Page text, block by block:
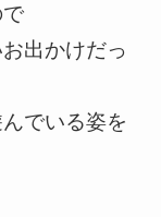
出かけだっ
でいる姿を